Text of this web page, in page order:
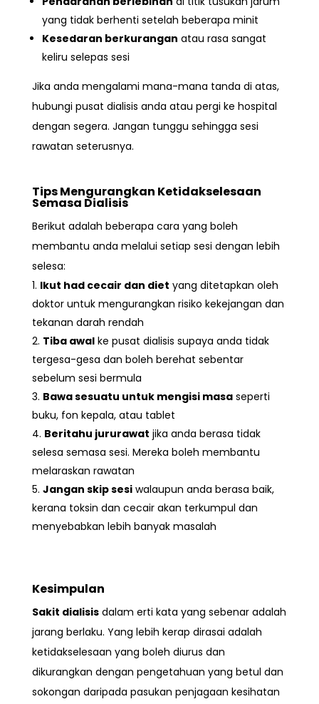
yang tidak berhenti setelah beberapa minit
Kesedaran berkurangan atau rasa sangat
keliru selepas sesi
Jika anda mengalami mana-mana tanda di atas,
hubungi pusat dialisis anda atau pergi ke hospital
dengan segera. Jangan tunggu sehingga sesi
rawatan seterusnya.
Tips Mengurangkan Ketidakselesaan
Semasa Dialisis
Berikut adalah beberapa cara yang boleh
membantu anda melalui setiap sesi dengan lebih
selesa:
Ikut had cecair dan diet yang ditetapkan oleh
doktor untuk mengurangkan risiko kekejangan dan
tekanan darah rendah
Tiba awalke pusat dialisis supaya anda tidak
tergesa-gesa dan boleh berehat sebentar
sebelum sesi bermula
Bawa sesuatu untuk mengisi masaseperti
buku, fon kepala, atau tablet
Beritahu jururawat jika anda berasa tidak
selesa semasa sesi. Mereka boleh membantu
melaraskan rawatan
Jangan skip sesiwalaupun anda berasa baik,
kerana toksin dan cecair akan terkumpul dan
menyebabkan lebih banyak masalah
Kesimpulan
Sakit dialisisdalam erti kata yang sebenar adalah
jarang berlaku. Yang lebih kerap dirasai adalah
ketidakselesaan yang boleh diurus dan
dikurangkan dengan pengetahuan yang betul dan
sokongan daripada pasukan penjagaan kesihatan